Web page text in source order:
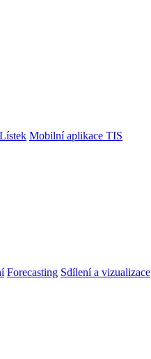
Mobilní aplikace TIS
Forecasting Sdílení a vizualizace